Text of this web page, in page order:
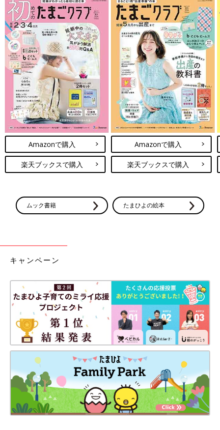
Amazonで購入
楽天ブックスで購入
Amazonで購入
楽天ブックスで購入
ムック書籍 たまひよの絵本
キャンペーン